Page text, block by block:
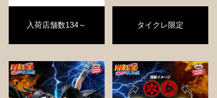
入荷店舗数134～ タイクレ限定